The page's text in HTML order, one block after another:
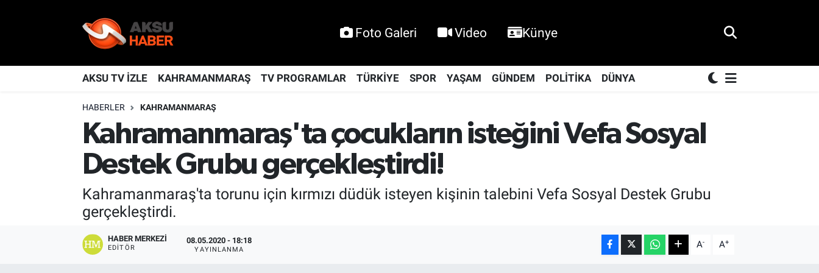
Foto Galeri Video Künye
AKSU TV İZLE KAHRAMANMARAŞ TV PROGRAMLAR TÜRKİYE SPOR YAŞAM GÜNDEM POLİTİKA DÜNYA
HABERLER KAHRAMANMARAŞ
Kahramanmaraş'ta çocukların isteğini Vefa Sosyal
Destek Grubu gerçekleştirdi!
Kahramanmaraş'ta torunu için kırmızı düdük isteyen kişinin talebini Vefa Sosyal Destek Grubu
gerçekleştirdi.
HABER MERKEZI
EDITÖR
08.05.2020 - 18:18
YAYINLANMA A- A+
KAHRAMANMARAŞ
Nöbetçi Eczaneler
Hava Durumu
Kahramanmaraş Namaz Vakitleri
Trafik Durumu
TFF 2.Lig Kırmızı Grup Puan Durumu ve Fikstür
Tüm Manşetler
Son Dakika Haberleri